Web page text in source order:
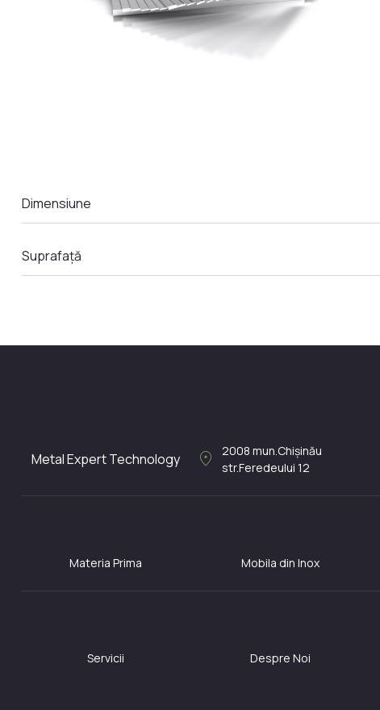
LA COMANDA
Dimensiune
Suprafață
Metal Expert Technology location_on 2008 mun.Chișinău
str.Feredeului 12
Materia Prima Mobila din Inox
Servicii Despre Noi